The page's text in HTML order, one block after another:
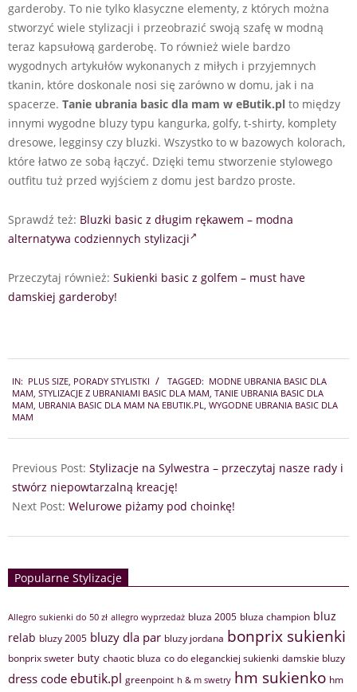
garderoby. To nie tylko klasyczne elementy, z których można
stworzyć wiele stylizacji i przeobrazić swoją szafę w modną
teraz kapsułową garderobę. To również wiele bardzo
wygodnych artykułów wykonanych z miłych i przyjemnych
tkanin, które doskonale nosi się zarówno w domu, jak i na
spacerze. Tanie ubrania basic dla mam w eButik.pl to między
innymi wygodne bluzy typu kangurka, golfy, t-shirty, komplety
dresowe, legginsy czy bluzki. Wszystko to w bazowych kolorach,
które łatwo ze sobą łączyć. Dzięki temu stworzenie stylowego
outfitu tuż przed wyjściem z domu jest bardzo proste.
Sprawdź też: Bluzki basic z długim rękawem – modna
alternatywa codziennych stylizacji
Przeczytaj również: Sukienki basic z golfem – must have
damskiej garderoby!
12-
01
IN: PLUS SIZE PORADY STYLISTKI TAGGED: MODNE UBRANIA BASIC DLA
MAM STYLIZACJE Z UBRANIAMI BASIC DLA MAM TANIE UBRANIA BASIC DLA
MAM UBRANIA BASIC DLA MAM NA EBUTIK.PL
WYGODNE UBRANIA BASIC DLA
MAM
Previous Post: Stylizacje na Sylwestra – przeczytaj nasze rady i
stwórz niepowtarzalną kreację!
Next Post: Welurowe piżamy pod choinkę!
Popularne Stylizacje
Allegro sukienki do 50 zł allegro wyprzedaż bluza 2005 bluza champion bluz
relab bluzy 2005 bluzy dla par bluzy jordana bonprix sukienki
bonprix sweter buty chaotic bluza co do eleganckiej sukienki damskie bluzy
dress code ebutik.pl greenpoint h & m swetry hm sukienko hm